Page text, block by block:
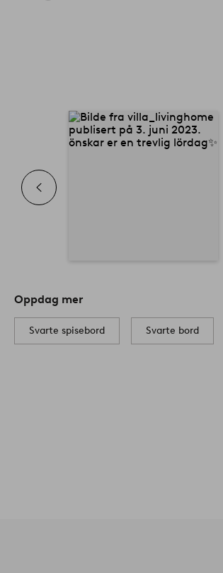
Oppdag mer
Svarte spisebord Svarte bord